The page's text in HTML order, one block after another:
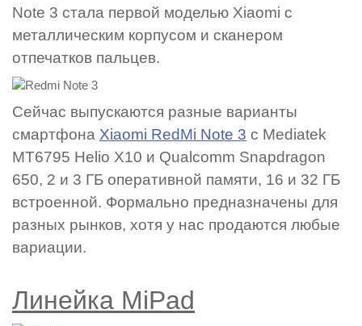
Note 3 стала первой моделью Xiaomi с
металлическим корпусом и сканером
отпечатков пальцев.
Сейчас выпускаются разные варианты
смартфона Xiaomi RedMi Note 3 с Mediatek
MT6795 Helio X10 и Qualcomm Snapdragon
650, 2 и 3 ГБ оперативной памяти, 16 и 32 ГБ
встроенной. Формально предназначены для
разных рынков, хотя у нас продаются любые
вариации.
Линейка MiPad